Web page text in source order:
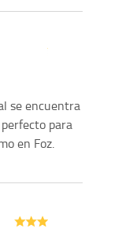
se encuentra
para
en Foz.